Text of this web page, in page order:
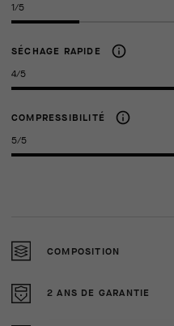
1/5
SÉCHAGE RAPIDE
4/5
COMPRESSIBILITÉ
5/5
COMPOSITION
2 ANS DE GARANTIE